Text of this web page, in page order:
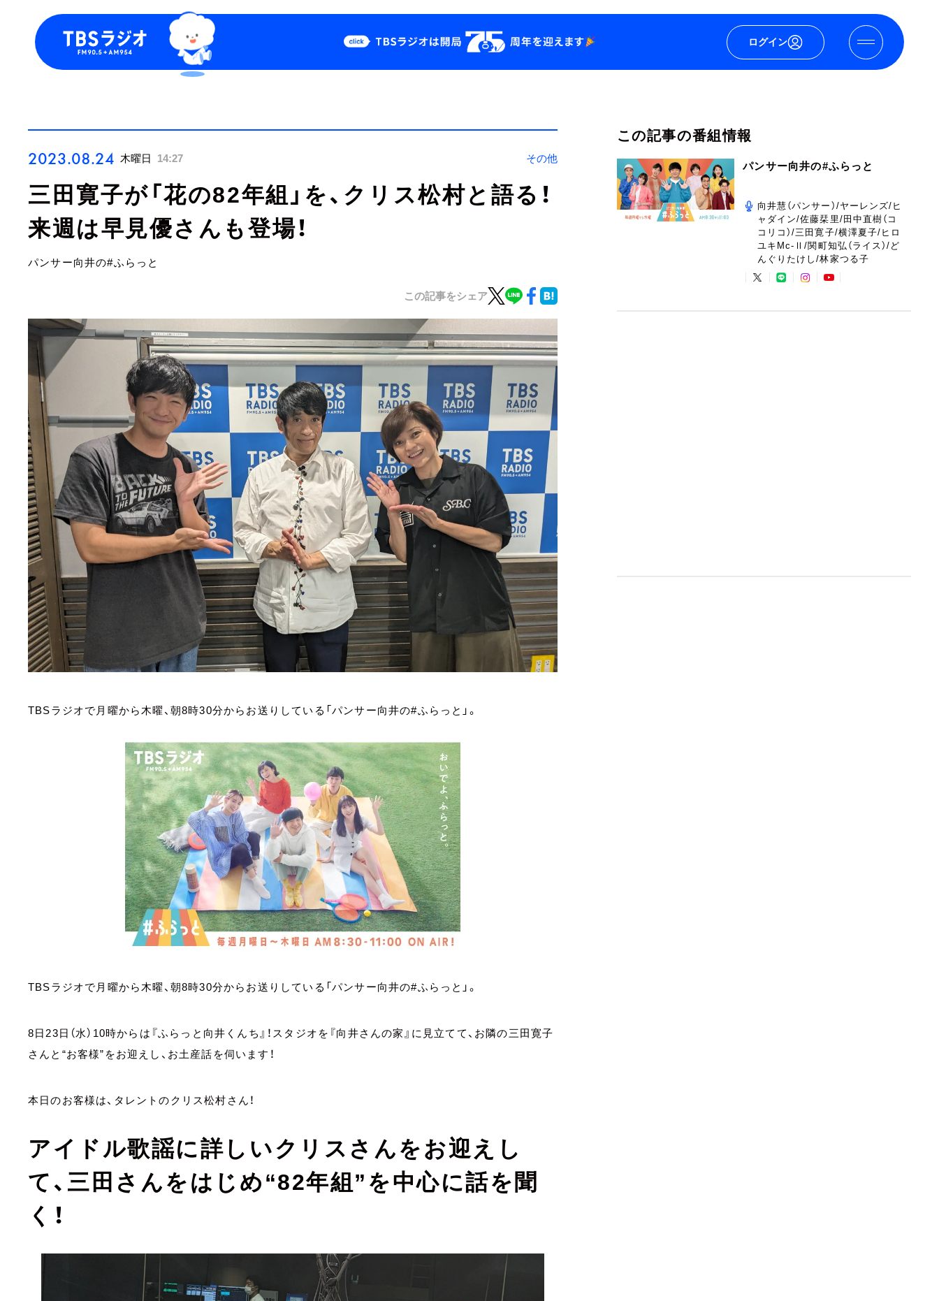
ログイン
お知らせ
会社情報
2023.08.24 木曜日 14:27 その他
三田寛子が「花の82年組」を、クリス松村と語る！
来週は早見優さんも登場！
パンサー向井の#ふらっと
この記事をシェア
TBSラジオで月曜から木曜、朝8時30分からお送りしている「パンサー向井の#ふらっと」。
TBSラジオで月曜から木曜、朝8時30分からお送りしている「パンサー向井の#ふらっと」。
8日23日（水）10時からは『ふらっと向井くんち』！スタジオを『向井さんの家』に見立てて、お隣の三田寛子
さんと“お客様”をお迎えし、お土産話を伺います！
本日のお客様は、タレントのクリス松村さん！
アイドル歌謡に詳しいクリスさんをお迎えし
て、三田さんをはじめ“82年組”を中心に話を聞
く！
この記事の番組情報
パンサー向井の#ふらっと
向井慧（パンサー）/ヤーレンズ/ヒ
ャダイン/佐藤栞里/田中直樹（コ
コリコ）/三田寛子/横澤夏子/ヒロ
ユキMc-Ⅱ/関町知弘（ライス）/ど
んぐりたけし/林家つる子